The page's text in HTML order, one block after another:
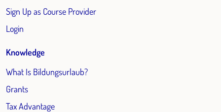
Sign Up as Course Provider
Login
Knowledge
What Is Bildungsurlaub?
Grants
Tax Advantage